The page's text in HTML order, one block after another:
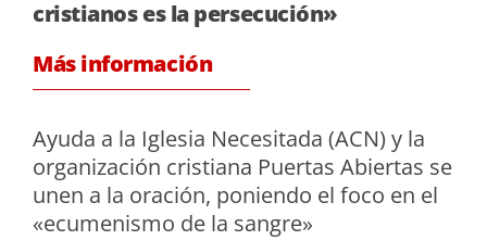
cristianos es la persecución»
Más información
Ayuda a la Iglesia Necesitada (ACN) y la
organización cristiana Puertas Abiertas se
unen a la oración, poniendo el foco en el
«ecumenismo de la sangre»